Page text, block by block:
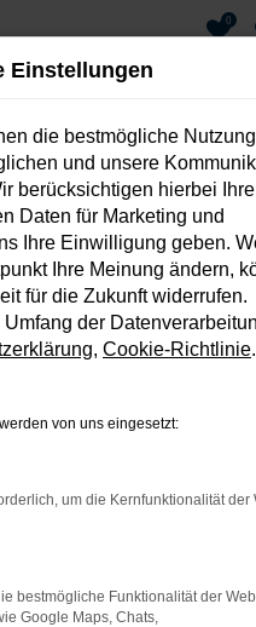
0
PS BEV
Emission 0 g/km; CO₂-
156 PS BEV
JUNIOR BEV
MONATLICH
Junior: sportlich,
Unser exklusives
Ihnen den perfekten
– stilvoll und
Einstellungen
die bestmögliche Nutzung
und unsere
berücksichtigen hierbei Ihre
Daten für Marketing und
Ihre Einwilligung geben.
Ihre Meinung ändern,
für die Zukunft widerrufen.
der
, Cookie-Richtlinie.
von uns eingesetzt:
um die Kernfunktionalität der
bestmögliche Funktionalität der
Google Maps, Chats,